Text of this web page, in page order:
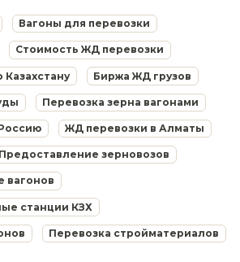
Вагоны для перевозки
Стоимость ЖД перевозки
Биржа ЖД грузов
Перевозка зерна вагонами
ЖД перевозки в Алматы
Предоставление зерновозов
вагонов
станции КЗХ
Перевозка стройматериалов